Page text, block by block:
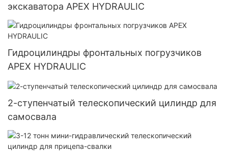
экскаватора APEX HYDRAULIC
Гидроцилиндры фронтальных погрузчиков
APEX HYDRAULIC
2-ступенчатый телескопический цилиндр для
самосвала